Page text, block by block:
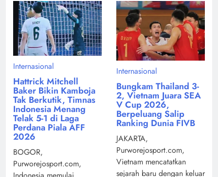
Internasional
Hattrick Mitchell
Baker Bikin Kamboja
Tak Berkutik, Timnas
Indonesia Menang
Telak 5-1 di Laga
Perdana Piala AFF
2026
BOGOR,
Purworejosport.com,
Internasional
Bungkam Thailand 3-
2, Vietnam Juara SEA
V Cup 2026,
Berpeluang Salip
Ranking Dunia FIVB
JAKARTA,
Purworejosport.com,
Vietnam mencatatkan
sejarah baru dengan keluar